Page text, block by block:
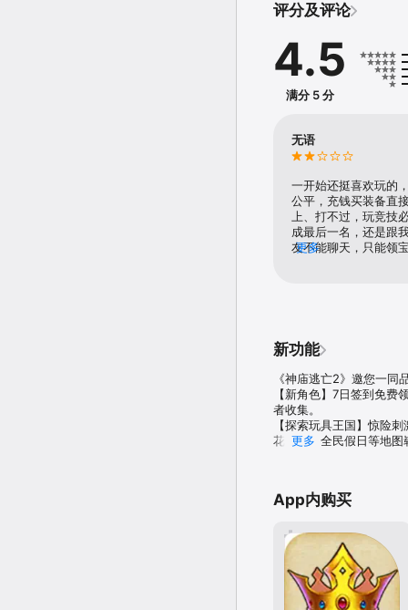
1．订阅价格与周期
2．关于订阅内容
订阋特权礼包的用户，
3．订阅价格与周期
您可在游戏内订阅至尊
4．关于订阅内容
生效；
5．关于自动续订
果订阅期结束前的一天
6．隐私政策及用户协议
隐私声明：https://
用户协议：https://
神庙逃亡2官方微博：神
评分及评论
4.5
满分 5 分
无语
一开始还挺喜欢玩的
公平，充钱买装备直
上、打不过，玩竞技
成最后一名，还是跟
友不能聊天，只能领
更多
新功能
《神庙逃亡2》邀您一同
【新角色】7日签到免
者收集。
【探索玩具王国】惊险
花戈壁、全民假日等地图
更多
App内购买